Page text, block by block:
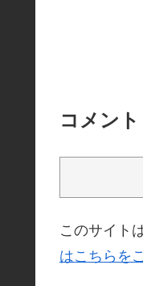
コメント
このサイト
はこちらを